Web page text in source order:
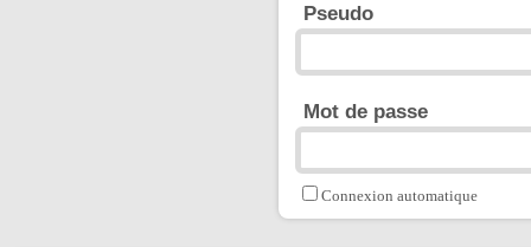
Pseudo
Mot de passe
Connexion automatique